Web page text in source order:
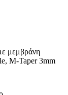
μεμβράνη
M-Taper 3mm